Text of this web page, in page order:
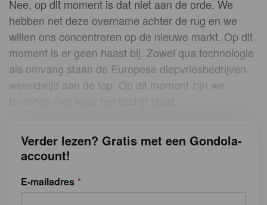
Nee, op dit moment is dat niet aan de orde. We
hebben net deze overname achter de rug en we
willen ons concentreren op de nieuwe markt. Op dit
moment is er geen haast bij. Zowel qua technologie
als omvang staan de Europese diepvriesbedrijven
wereldwijd aan de top. Op dit moment zijn we
Verder lezen? Gratis met een Gondola-
account!
E-mailadres